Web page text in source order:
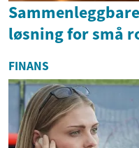
løsning for små
FINANS